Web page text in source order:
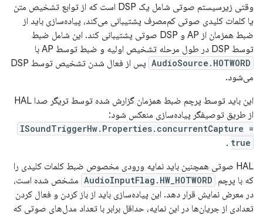
وقتی زیرسیستم صوتی شامل یک DSP است که از توابع تشخیص متن
یا کلمات کلیدی صوتی کم‌مصرف پشتیبانی می‌کند، پیاده‌سازی باید از
ضبط همزمان از AP ​​و DSP صوتی پشتیبانی کند. این شامل ضبط
توسط DSP در طول مرحله تشخیص اولیه و ضبط توسط AP با
AudioSource.HOTWORD
پس از فعال شدن تشخیص توسط DSP
می‌شود.
این باید توسط پرچم ضبط همزمان گزارش شده توسط تریگر صدا HAL
از طریق توصیفگر پیاده‌سازی منعکس شود:
ISoundTriggerHw.Properties.concurrentCapture =
true
.
HAL صوتی همچنین باید نمایه ورودی مخصوص ضبط کلمات کلیدی را
که با پرچم AudioInputFlag.HW_HOTWORD مشخص شده است،
در معرض نمایش قرار دهد. این پیاده‌سازی باید از باز کردن و فعال کردن
تعدادی از جریان‌ها در این نمایه، حداقل برابر با تعداد مدل‌های صوتی که